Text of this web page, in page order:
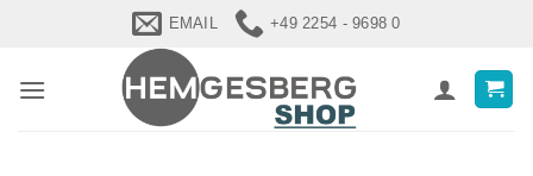
EMAIL +49 2254 - 9698 0